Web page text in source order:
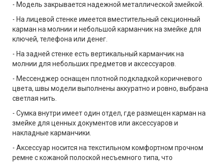
- Модель закрывается надежной металлической змейкой.
- На лицевой стенке имеется вместительный секционный
карман на молнии и небольшой карманчик на змейке для
ключей, телефона или денег.
- На задней стенке есть вертикальный карманчик на
молнии для небольших предметов и аксессуаров.
- Мессенджер оснащен плотной подкладкой коричневого
цвета, швы модели выполнены аккуратно и ровно, выбрана
светлая нить.
- Сумка внутри имеет один отдел, где размещен карман на
змейке для ценных документов или аксессуаров и
накладные карманчики.
- Аксессуар носится на текстильном комфортном прочном
ремне с кожаной полоской несъемного типа, что